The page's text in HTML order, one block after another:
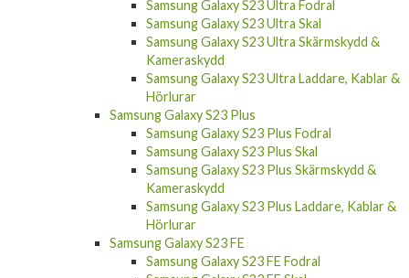
Samsung Galaxy S23 Ultra Fodral
Samsung Galaxy S23 Ultra Skal
Samsung Galaxy S23 Ultra Skärmskydd &
Kameraskydd
Samsung Galaxy S23 Ultra Laddare, Kablar &
Hörlurar
Samsung Galaxy S23 Plus
Samsung Galaxy S23 Plus Fodral
Samsung Galaxy S23 Plus Skal
Samsung Galaxy S23 Plus Skärmskydd &
Kameraskydd
Samsung Galaxy S23 Plus Laddare, Kablar &
Hörlurar
Samsung Galaxy S23 FE
Samsung Galaxy S23 FE Fodral